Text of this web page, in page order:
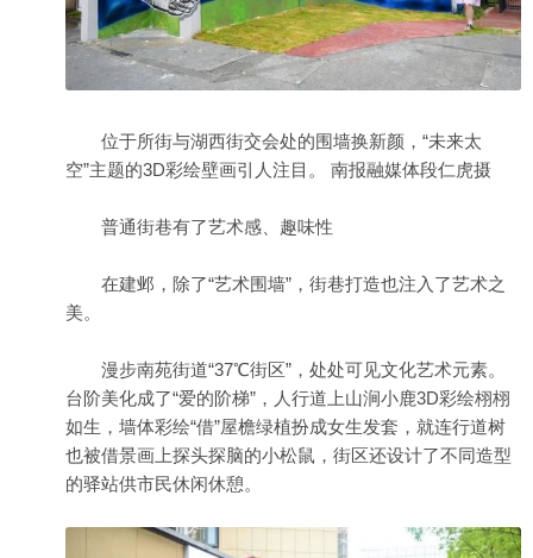
位于所街与湖西街交会处的围墙换新颜，“未来太
空”主题的3D彩绘壁画引人注目。 南报融媒体段仁虎摄
普通街巷有了艺术感、趣味性
在建邺，除了“艺术围墙”，街巷打造也注入了艺术之
美。
漫步南苑街道“37℃街区”，处处可见文化艺术元素。
台阶美化成了“爱的阶梯”，人行道上山涧小鹿3D彩绘栩栩
如生，墙体彩绘“借”屋檐绿植扮成女生发套，就连行道树
也被借景画上探头探脑的小松鼠，街区还设计了不同造型
的驿站供市民休闲休憩。